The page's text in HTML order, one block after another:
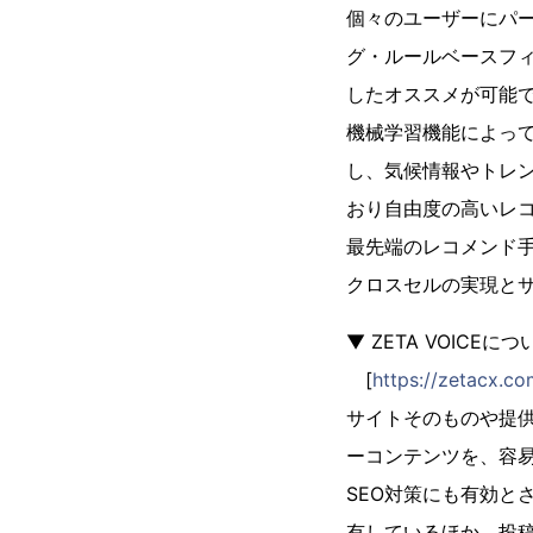
個々のユーザーにパ
グ・ルールベースフ
したオススメが可能
機械学習機能によっ
し、気候情報やトレ
おり自由度の高いレ
最先端のレコメンド
クロスセルの実現と
▼ ZETA VOICEにつ
[https://
サイトそのものや提
ーコンテンツを、容
SEO対策にも有効と